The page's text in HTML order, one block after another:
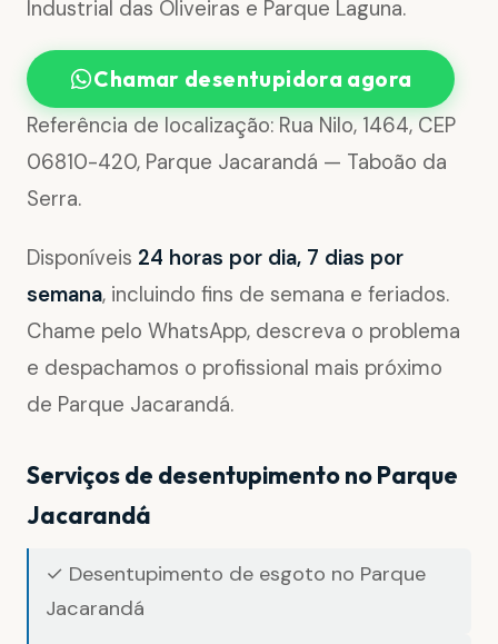
Industrial das Oliveiras e Parque Laguna.
Chamar desentupidora agora
Referência de localização: Rua Nilo, 1464, CEP
06810-420, Parque Jacarandá — Taboão da
Serra.
Disponíveis 24 horas por dia, 7 dias por
semana, incluindo fins de semana e feriados.
Chame pelo WhatsApp, descreva o problema
e despachamos o profissional mais próximo
de Parque Jacarandá.
Serviços de desentupimento no Parque
Jacarandá
✓ Desentupimento de esgoto no Parque
Jacarandá